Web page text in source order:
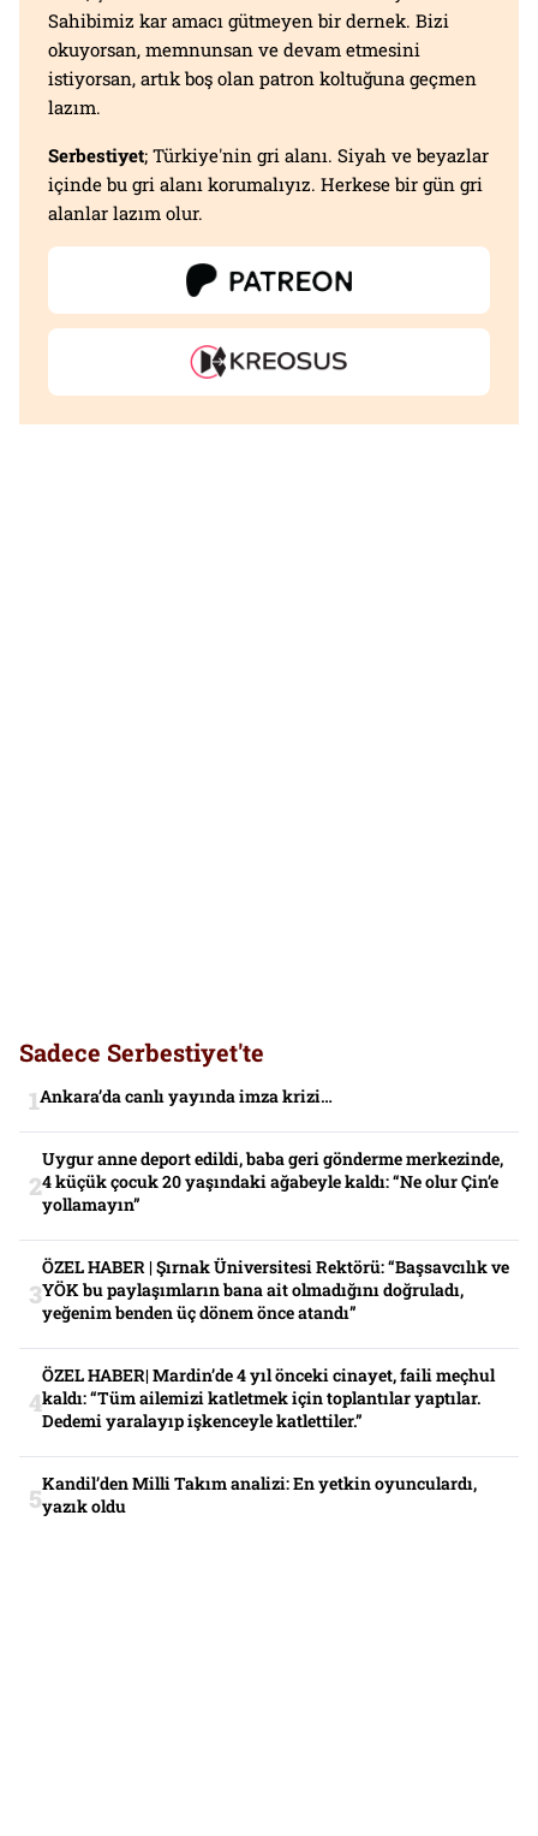
Sahibimiz kar amacı gütmeyen bir dernek. Bizi
okuyorsan, memnunsan ve devam etmesini
istiyorsan, artık boş olan patron koltuğuna geçmen
lazım.
Serbestiyet; Türkiye'nin gri alanı. Siyah ve beyazlar
içinde bu gri alanı korumalıyız. Herkese bir gün gri
alanlar lazım olur.
Sadece Serbestiyet'te
Ankara’da canlı yayında imza krizi…
Uygur anne deport edildi, baba geri gönderme merkezinde,
4 küçük çocuk 20 yaşındaki ağabeyle kaldı: “Ne olur Çin’e
yollamayın”
ÖZEL HABER | Şırnak Üniversitesi Rektörü: “Başsavcılık ve
YÖK bu paylaşımların bana ait olmadığını doğruladı,
yeğenim benden üç dönem önce atandı”
ÖZEL HABER| Mardin’de 4 yıl önceki cinayet, faili meçhul
kaldı: “Tüm ailemizi katletmek için toplantılar yaptılar.
Dedemi yaralayıp işkenceyle katlettiler.”
Kandil’den Milli Takım analizi: En yetkin oyunculardı,
yazık oldu